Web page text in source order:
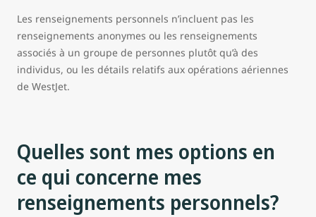
Les renseignements personnels n’incluent pas les
renseignements anonymes ou les renseignements
associés à un groupe de personnes plutôt qu’à des
individus, ou les détails relatifs aux opérations aériennes
de WestJet.
Quelles sont mes options en
ce qui concerne mes
renseignements personnels?